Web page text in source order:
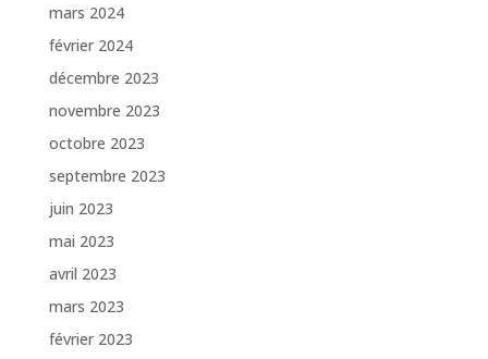
mars 2024
février 2024
décembre 2023
novembre 2023
octobre 2023
septembre 2023
juin 2023
mai 2023
avril 2023
mars 2023
février 2023